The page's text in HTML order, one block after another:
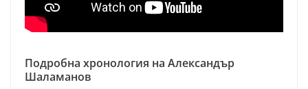
Подробна хронология на Александър
Шаламанов